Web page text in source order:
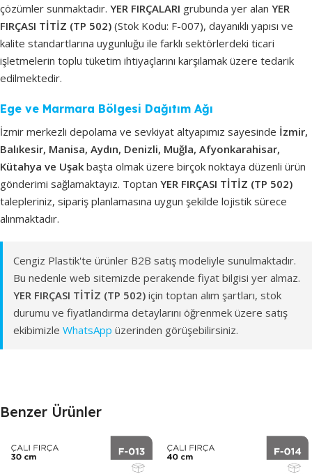
çözümler sunmaktadır. YER FIRÇALARI grubunda yer alan YER
FIRÇASI TİTİZ (TP 502) (Stok Kodu: F-007), dayanıklı yapısı ve
kalite standartlarına uygunluğu ile farklı sektörlerdeki ticari
işletmelerin toplu tüketim ihtiyaçlarını karşılamak üzere tedarik
edilmektedir.
Ege ve Marmara Bölgesi Dağıtım Ağı
İzmir merkezli depolama ve sevkiyat altyapımız sayesinde İzmir,
Balıkesir, Manisa, Aydın, Denizli, Muğla, Afyonkarahisar,
Kütahya ve Uşak başta olmak üzere birçok noktaya düzenli ürün
gönderimi sağlamaktayız. Toptan YER FIRÇASI TİTİZ (TP 502)
talepleriniz, sipariş planlamasına uygun şekilde lojistik sürece
alınmaktadır.
Cengiz Plastik'te ürünler B2B satış modeliyle sunulmaktadır.
Bu nedenle web sitemizde perakende fiyat bilgisi yer almaz.
YER FIRÇASI TİTİZ (TP 502) için toptan alım şartları, stok
durumu ve fiyatlandırma detaylarını öğrenmek üzere satış
ekibimizle WhatsApp üzerinden görüşebilirsiniz.
Benzer Ürünler